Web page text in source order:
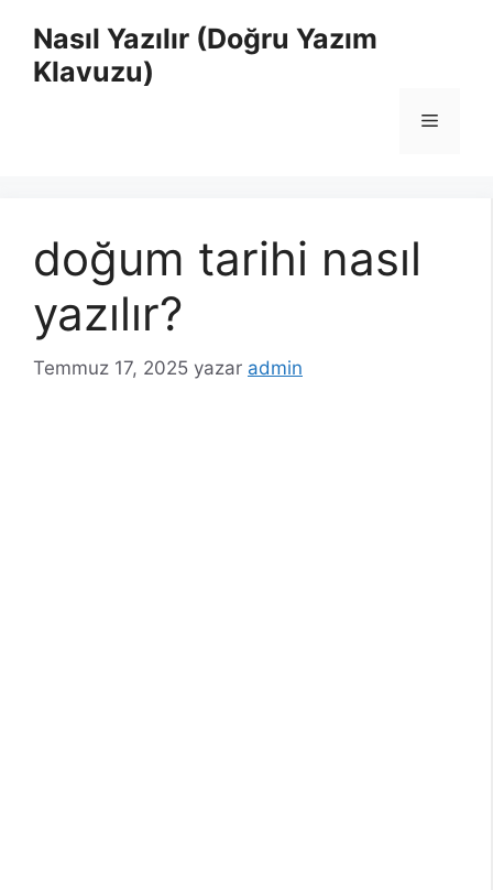
Nasıl Yazılır (Doğru Yazım
Klavuzu)
Menü
doğum tarihi nasıl
yazılır?
Temmuz 17, 2025 yazar admin